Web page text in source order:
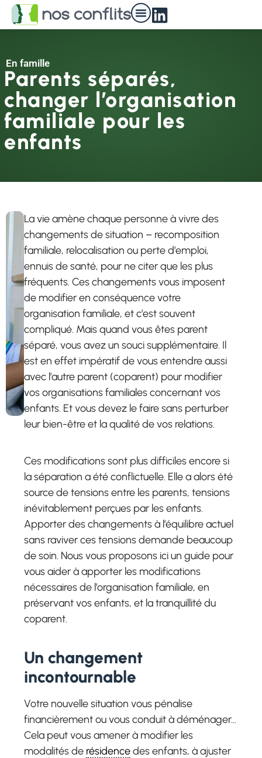
En famille
Parents séparés,
changer l’organisation
familiale pour les
enfants
La vie amène chaque personne à vivre des
changements de situation – recomposition
familiale, relocalisation ou perte d’emploi,
ennuis de santé, pour ne citer que les plus
fréquents. Ces changements vous imposent
de modifier en conséquence votre
organisation familiale, et c’est souvent
compliqué. Mais quand vous êtes parent
séparé, vous avez un souci supplémentaire. Il
est en effet impératif de vous entendre aussi
avec l’autre parent (coparent) pour modifier
vos organisations familiales concernant vos
enfants. Et vous devez le faire sans perturber
leur bien-être et la qualité de vos relations.
Ces modifications sont plus difficiles encore si
la séparation a été conflictuelle. Elle a alors été
source de tensions entre les parents, tensions
inévitablement perçues par les enfants.
Apporter des changements à l’équilibre actuel
sans raviver ces tensions demande beaucoup
de soin. Nous vous proposons ici un guide pour
vous aider à apporter les modifications
nécessaires de l’organisation familiale, en
préservant vos enfants, et la tranquillité du
coparent.
Un changement
incontournable
Votre nouvelle situation vous pénalise
financièrement ou vous conduit à déménager…
Cela peut vous amener à modifier les
modalités de résidencedes enfants, à ajuster